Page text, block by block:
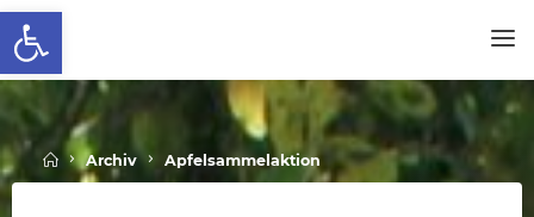
Werkzeugleiste öffnen
Skip
to
content
SCHALLENBERGSCHULE
HomeArchiv Apfelsammelaktion